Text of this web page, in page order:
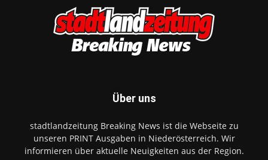
Über uns
stadtlandzeitung Breaking News ist die Webseite zu
unseren PRINT Ausgaben in Niederösterreich. Wir
informieren über aktuelle Neuigkeiten aus der Region.